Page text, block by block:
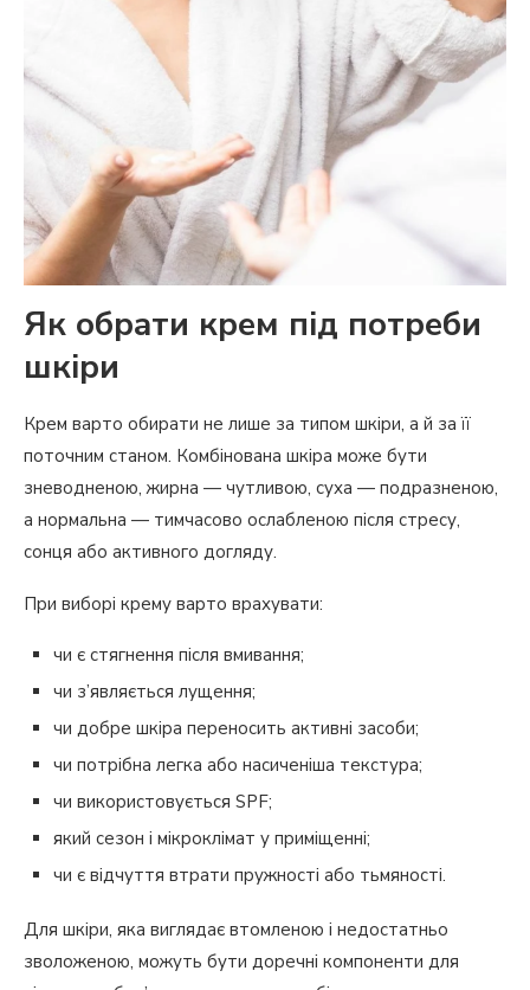
Як обрати крем під потреби
шкіри
Крем варто обирати не лише за типом шкіри, а й за її
поточним станом. Комбінована шкіра може бути
зневодненою, жирна — чутливою, суха — подразненою,
а нормальна — тимчасово ослабленою після стресу,
сонця або активного догляду.
При виборі крему варто врахувати:
чи є стягнення після вмивання;
чи з’являється лущення;
чи добре шкіра переносить активні засоби;
чи потрібна легка або насиченіша текстура;
чи використовується SPF;
який сезон і мікроклімат у приміщенні;
чи є відчуття втрати пружності або тьмяності.
Для шкіри, яка виглядає втомленою і недостатньо
зволоженою, можуть бути доречні компоненти для